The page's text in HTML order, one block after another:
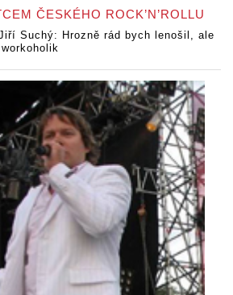
ČESKÉHO ROCK’N’ROLLU
Suchý: Hrozně rád bych lenošil, ale